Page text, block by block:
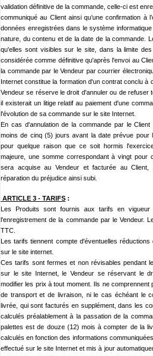
validation définitive de la commande, celle-ci est
communiqué au Client ainsi qu’une confirmation à
données enregistrées dans le système
nature, du contenu et de la date de la commande.
qu'elles sont visibles sur le site, dans la limite
considérée comme définitive qu'après l'envoi au
la commande par le Vendeur par courrier
Internet constitue la formation d'un contrat conclu à
Vendeur se réserve le droit d'annuler ou de refuser
il existerait un litige relatif au paiement d'une
l'évolution de sa commande sur le site Internet.
En cas d'annulation de la commande par le
moins de cinq (5) jours avant la date prévue pour
pour quelque raison que ce soit hormis
majeure, une somme correspondant à vingt pour
sera acquise au Vendeur et facturée au
réparation du préjudice ainsi subi.
ARTICLE 3 - TARIFS :
Les Produits sont fournis aux tarifs en
l'enregistrement de la commande par le Vendeur.
TTC.
Les tarifs tiennent compte d'éventuelles
sur le site internet.
Ces tarifs sont fermes et non révisables pendant
sur le site Internet, le Vendeur se réservant le
modifier les prix à tout moment. Ils ne comprennent
de transport et de livraison, ni le cas échéant le
livrée, qui sont facturés en supplément, dans les
calculés préalablement à la passation de la
palettes est de douze (12) mois à compter de la
calculés en fonction des informations
effectué sur le site Internet et mis à jour